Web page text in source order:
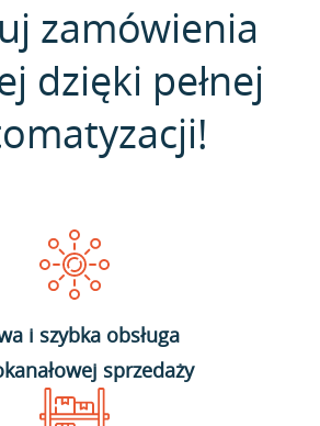
zamówienia
dzięki pełnej
i szybka obsługa
sprzedaży